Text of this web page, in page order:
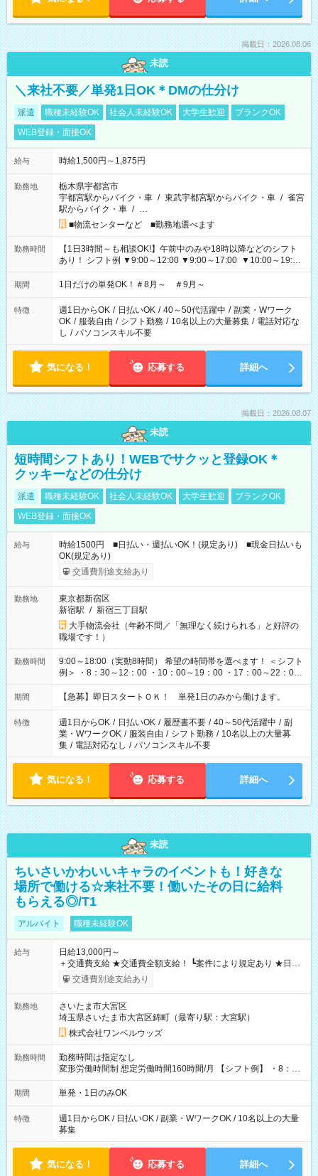
掲載日：2026.08.06
未読
＼来社不要／単発1日OK＊DMの仕分け
派遣 職種未経験OK 社会人未経験OK 大学生歓迎
ブランクOK
WEB登録・面接OK
給与 時給1,500円～1,875円
勤務地
栃木県宇都宮市
宇都宮駅からバイク・車 / 東武宇都宮駅からバイク・車 / 雀宮
駅からバイク・車 / …
■物流センターなど ■勤務地選べます
勤務時間
【1日3時間～も相談OK!】午前中のみや18時以降などのシフト
あり！ シフト例 ▼9:00～12:00 ▼9:00～17:00 ▼10:00～19:00
▼18:00～21:00
期間 1日だけの単発OK！＃8月～ ＃9月～
特徴 週1日からOK / 日払いOK / 40～50代活躍中 / 副業・Wワーク
OK / 服装自由 / シフト勤務 / 10名以上の大量募集 / 電話対応な
し / パソコンスキル不要
気になる！ 応募する 詳細へ
掲載日：2026.08.07
未読
短時間シフトあり！WEBでサクッと登録OK＊
クッキーなどの仕分け
派遣 職種未経験OK 社会人未経験OK 大学生歓迎
ブランクOK
WEB登録・面接OK
給与
時給1500円 ■日払い・週払いOK！(規定あり) ■現金日払いも
OK(規定あり)
交通費別途支給あり
勤務地
東京都新宿区
新宿駅 / 新宿三丁目駅
大手物流会社（年齢不問／「無理なく続けられる」と好評の
職場です！）
勤務時間
9:00～18:00（実動8時間） 希望の時間帯を選べます！ ＜シフト
例＞ ・8：30～12：00 ・10：00～19：00 ・17：00～22：00
・13：00～22：00 ・22：00～翌6：00 など
期間 【急募】即日スタートＯＫ！ 単発1日のみから働けます。
特徴 週1日からOK / 日払いOK / 履歴書不要 / 40～50代活躍中 / 副
業・WワークOK / 服装自由 / シフト勤務 / 10名以上の大量募
集 / 電話対応なし / パソコンスキル不要
気になる！ 応募する 詳細へ
未読
ちいさいかわいいキャラのイベントも！好きな
場所で働ける☆来社不要！働いたその日に給料
もらえる◎/T1
アルバイト 職種未経験OK
給与
日給13,000円～
＋交通費支給 ★交通費全額支給！ ┗案件により規定あり ★日払
いOK！（規定あり） ┗働いたその日に現金GET♪ お仕事後はコ
ンビニATMから 日払い分を引き落とせます！ 【試用期間】試
交通費別途支給あり
勤務地
さいたま市大宮区
埼玉県さいたま市大宮区錦町（最寄り駅：大宮駅）
株式会社ワンベルウッズ
勤務時間
勤務時間は指定なし
変形労働時間制 想定労働時間160時間/月 【シフト例】 ・8：00
～21：00
期間 単発・1日のみOK
特徴
週1日からOK / 日払いOK / 副業・WワークOK / 10名以上の大量
募集
気になる！ 応募する 詳細へ